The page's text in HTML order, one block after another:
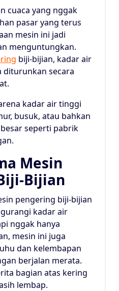
cuaca yang nggak
pasar yang terus
mesin ini jadi
menguntungkan.
biji-bijian, kadar air
diturunkan secara
kadar air tinggi
busuk, atau bahkan
seperti pabrik
Mesin
Bijian
pengering biji-bijian
kadar air
nggak hanya
mesin ini juga
dan kelembapan
berjalan merata.
bagian atas kering
lembap.